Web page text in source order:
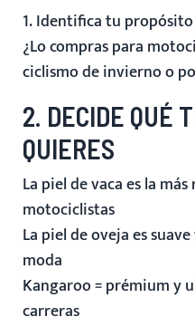
1. Identifica tu propósito
¿Lo compras para
ciclismo de invierno o
2. DECIDE QUÉ
QUIERES
La piel de vacaes la
motociclistas
La piel de ovejaes suave
moda
Kangaroo= prémium y
carreras